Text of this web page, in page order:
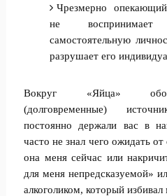
Чрезмерно
не
самостоятельную
разрушает его
Вокруг «Яйца»
(долговременные)
постоянно держали вас в
часто не знал чего ожидать
она меня сейчас или
для меня непредсказуемой»
алкоголиком, который